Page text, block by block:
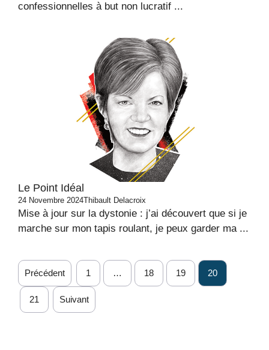
confessionnelles à but non lucratif ...
Le Point Idéal
24 Novembre 2024Thibault Delacroix
Mise à jour sur la dystonie : j’ai découvert que si je
marche sur mon tapis roulant, je peux garder ma ...
Précédent 1 … 18 19 20
21 Suivant